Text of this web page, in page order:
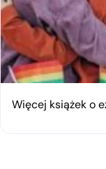
Więcej książek o